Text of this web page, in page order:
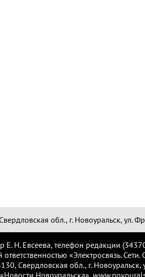
Свердловская обл., г. Новоуральск, ул.
Е. Н. Евсеева, телефон редакции
«Электросвязь.
Свердловская обл., г. Новоуральск,